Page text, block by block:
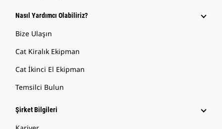
Nasıl Yardımcı Olabiliriz?
Bize Ulaşın
Cat Kiralık Ekipman
Cat İkinci El Ekipman
Temsilci Bulun
Şirket Bilgileri